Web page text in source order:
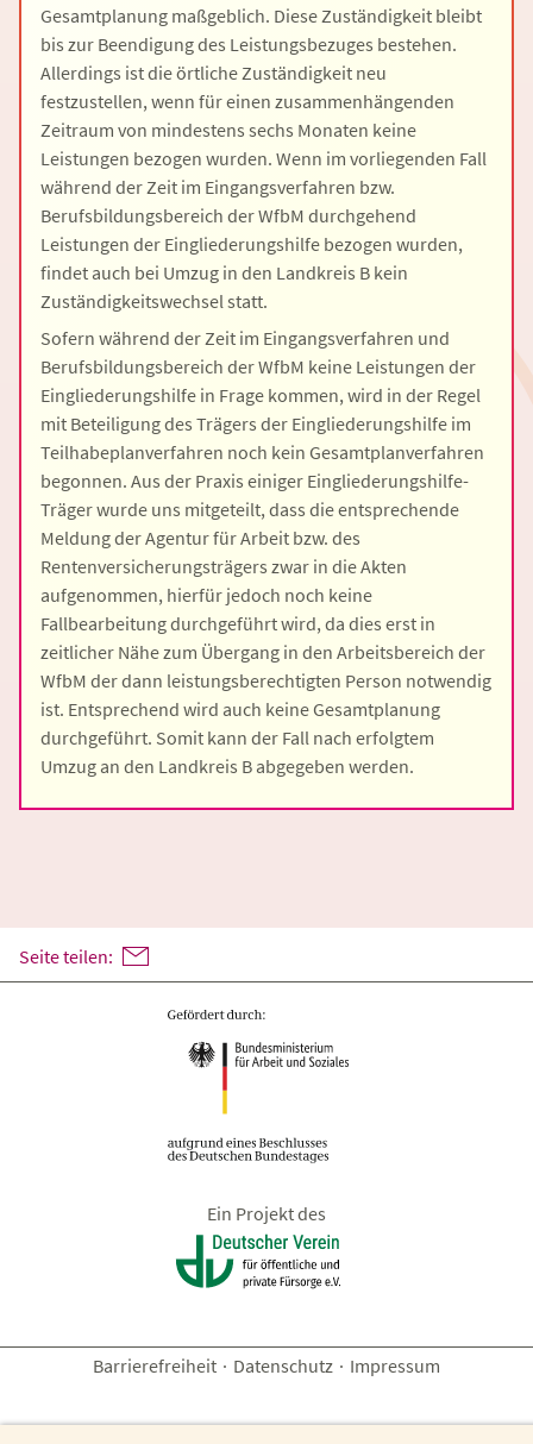
Gesamtplanung maßgeblich. Diese Zuständigkeit bleibt
bis zur Beendigung des Leistungsbezuges bestehen.
Allerdings ist die örtliche Zuständigkeit neu
festzustellen, wenn für einen zusammenhängenden
Zeitraum von mindestens sechs Monaten keine
Leistungen bezogen wurden. Wenn im vorliegenden Fall
während der Zeit im Eingangsverfahren bzw.
Berufsbildungsbereich der WfbM durchgehend
Leistungen der Eingliederungshilfe bezogen wurden,
findet auch bei Umzug in den Landkreis B kein
Zuständigkeitswechsel statt.
Sofern während der Zeit im Eingangsverfahren und
Berufsbildungsbereich der WfbM keine Leistungen der
Eingliederungshilfe in Frage kommen, wird in der Regel
mit Beteiligung des Trägers der Eingliederungshilfe im
Teilhabeplanverfahren noch kein Gesamtplanverfahren
begonnen. Aus der Praxis einiger Eingliederungshilfe-
Träger wurde uns mitgeteilt, dass die entsprechende
Meldung der Agentur für Arbeit bzw. des
Rentenversicherungsträgers zwar in die Akten
aufgenommen, hierfür jedoch noch keine
Fallbearbeitung durchgeführt wird, da dies erst in
zeitlicher Nähe zum Übergang in den Arbeitsbereich der
WfbM der dann leistungsberechtigten Person notwendig
ist. Entsprechend wird auch keine Gesamtplanung
durchgeführt. Somit kann der Fall nach erfolgtem
Umzug an den Landkreis B abgegeben werden.
Seite teilen:
Ein Projekt des
Barrierefreiheit · Datenschutz · Impressum